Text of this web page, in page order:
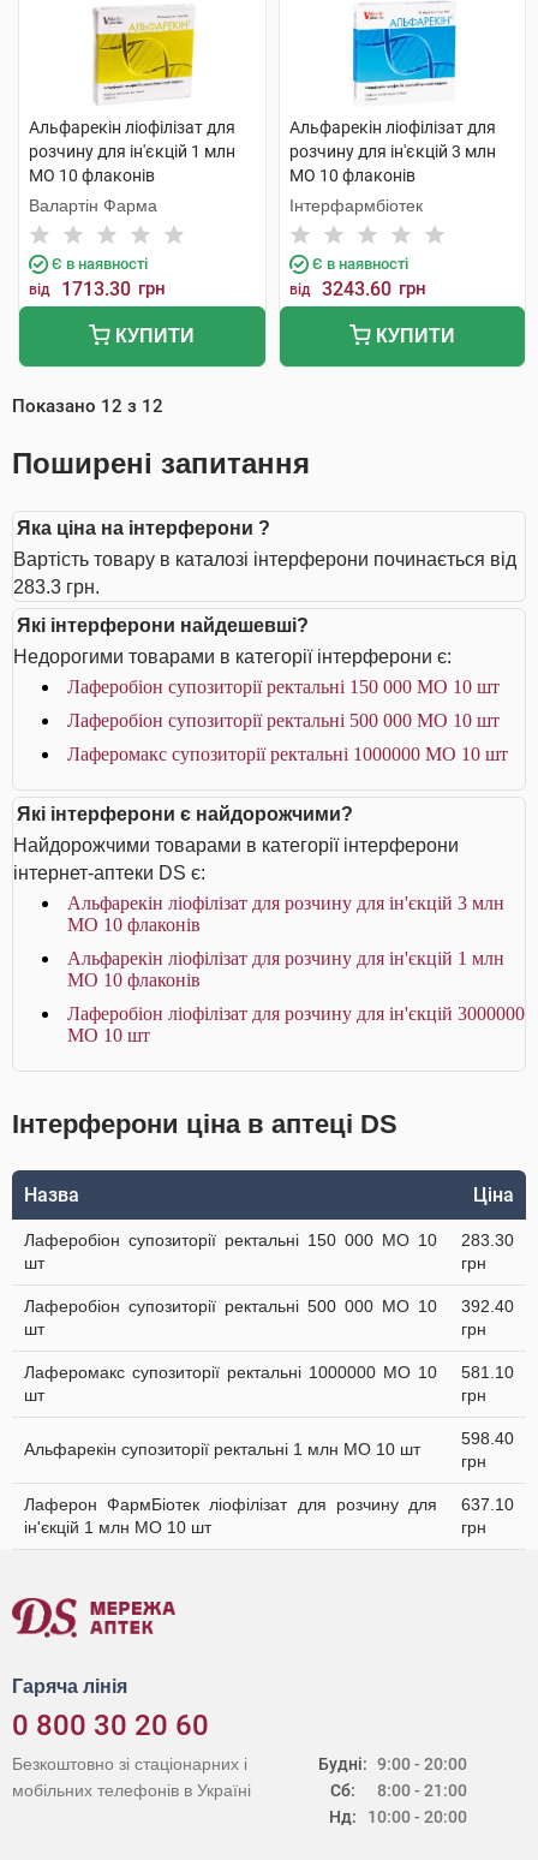
Альфарекін ліофілізат для
розчину для ін'єкцій 1 млн
МО 10 флаконів
Валартін Фарма
Є в наявності
від 1713.30 грн
КУПИТИ
Альфарекін ліофілізат для
розчину для ін'єкцій 3 млн
МО 10 флаконів
Інтерфармбіотек
Є в наявності
від 3243.60 грн
КУПИТИ
Показано 12 з 12
Поширені запитання
Яка ціна на інтерферони ?
Вартість товару в каталозі інтерферони починається від
283.3 грн.
Які інтерферони найдешевші?
Недорогими товарами в категорії інтерферони є:
Лаферобіон супозиторії ректальні 150 000 МО 10 шт
Лаферобіон супозиторії ректальні 500 000 МО 10 шт
Лаферомакс супозиторії ректальні 1000000 МО 10 шт
Які інтерферони є найдорожчими?
Найдорожчими товарами в категорії інтерферони
інтернет-аптеки DS є:
Альфарекін ліофілізат для розчину для ін'єкцій 3 млн
МО 10 флаконів
Альфарекін ліофілізат для розчину для ін'єкцій 1 млн
МО 10 флаконів
Лаферобіон ліофілізат для розчину для ін'єкцій 3000000
МО 10 шт
Інтерферони ціна в аптеці DS
Назва Ціна
Лаферобіон супозиторії ректальні 150 000 МО 10
шт
283.30
грн
Лаферобіон супозиторії ректальні 500 000 МО 10
шт
392.40
грн
Лаферомакс супозиторії ректальні 1000000 МО 10
шт
581.10
грн
Альфарекін супозиторії ректальні 1 млн МО 10 шт
598.40
грн
Лаферон ФармБіотек ліофілізат для розчину для
ін'єкцій 1 млн МО 10 шт
637.10
грн
Гаряча лінія
0 800 30 20 60
Будні:
Сб:
Нд:
9:00 - 20:00
8:00 - 21:00
10:00 - 20:00
Безкоштовно зі стаціонарних і
мобільних телефонів в Україні